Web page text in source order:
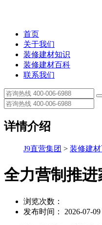
首页
关于我们
装修建材知识
装修建材百科
联系我们
详情介绍
J9直营集团 > 装修建
全力营制推
浏览次数：
发布时间： 2026-07-09